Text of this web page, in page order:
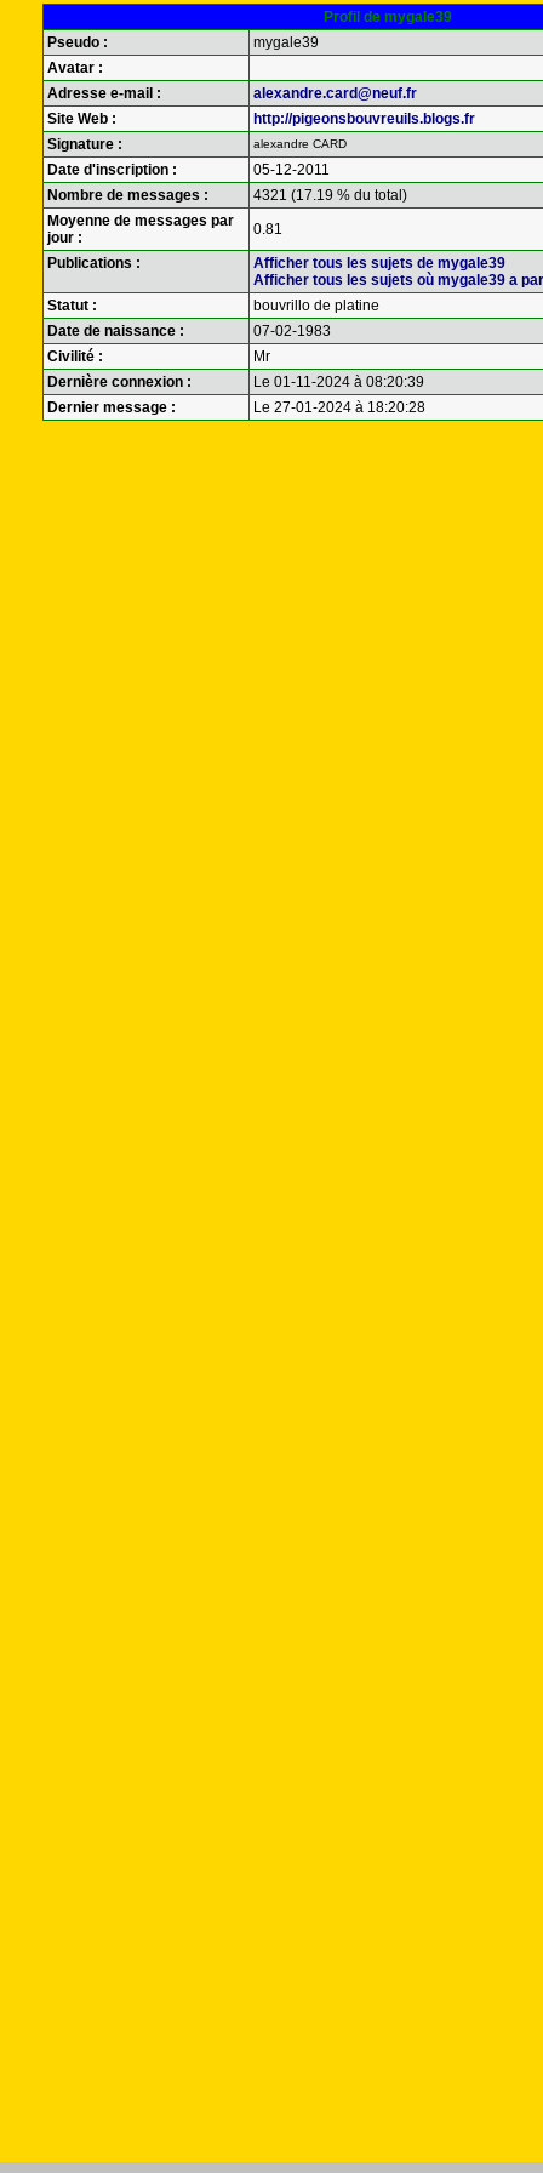
Profil de mygale39
Pseudo :
mygale39
Avatar :
Adresse e-mail :
alexandre.card@neuf.fr
Site Web :
http://pigeonsbouvreuils.blogs.fr
Signature :
alexandre CARD
Date d'inscription :
05-12-2011
Nombre de messages :
4321 (17.19 % du total)
Moyenne de messages par
jour :
0.81
Publications :
Afficher tous les sujets de mygale39
Afficher tous les sujets où mygale39 a
Statut :
bouvrillo de platine
Date de naissance :
07-02-1983
Civilité :
Mr
Dernière connexion :
Le 01-11-2024 à 08:20:39
Dernier message :
Le 27-01-2024 à 18:20:28